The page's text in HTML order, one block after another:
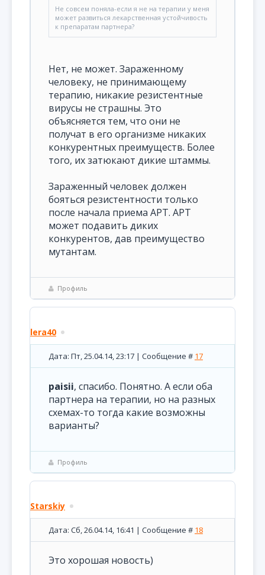
Не совсем поняла-если я не на терапии у меня
может развиться лекарственная устойчивость
к препаратам партнера?
Нет, не может. Зараженному
человеку, не принимающему
терапию, никакие резистентные
вирусы не страшны. Это
объясняется тем, что они не
получат в его организме никаких
конкурентных преимуществ. Более
того, их затюкают дикие штаммы.
Зараженный человек должен
бояться резистентности только
после начала приема АРТ. АРТ
может подавить диких
конкурентов, дав преимущество
мутантам.
Профиль
lera40
Дата: Пт, 25.04.14, 23:17 | Сообщение # 17
paisii, спасибо. Понятно. А если оба
партнера на терапии, но на разных
схемах-то тогда какие возможны
варианты?
Профиль
Starskiy
Дата: Сб, 26.04.14, 16:41 | Сообщение # 18
Это хорошая новость)